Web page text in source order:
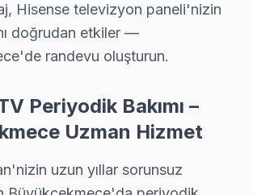
Panel ve Ekran Onarımı: Renk
Tamir: Ana kart, güç kartı ve T-Con
Tamiri: HDMI, USB ve optik ses
genelinde mobil servis ekibimizle
Kullanım Kılavuzu –
Hisense televizyon paneli'nizin
doğrudan etkiler —
randevu oluşturun.
Periyodik Bakımı –
Uzman Hizmet
uzun yıllar sorunsuz